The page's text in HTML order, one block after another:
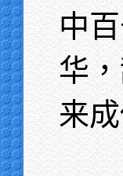
中
华
来